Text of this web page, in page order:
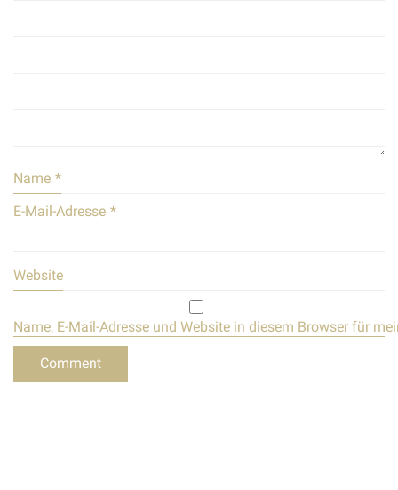
Name *
E-Mail-Adresse *
Website
Name, E-Mail-Adresse und Website in diesem Browser für